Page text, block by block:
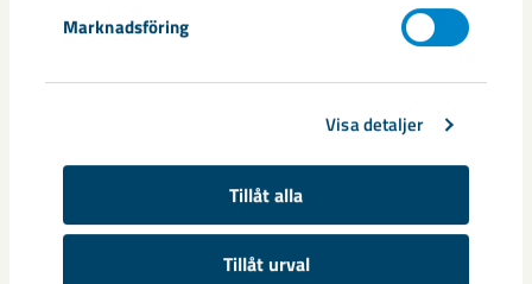
Marknadsföring
Visa detaljer
Tillåt alla
Tillåt urval
Dela
Taggar
Almedalen Norra Scen